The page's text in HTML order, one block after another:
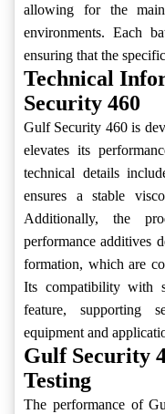
allowing for the
environments. Each
ensuring that the
Technical
Security 460
Gulf Security 460 is
elevates its
technical details
ensures a stable
Additionally, the
performance additives
formation, which are
Its compatibility with
feature, supporting
equipment and
Gulf Security
Testing
The performance of